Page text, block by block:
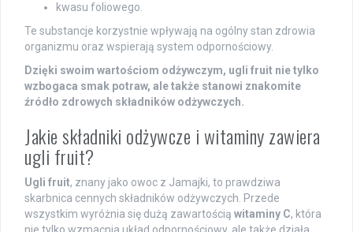
kwasu foliowego.
Te substancje korzystnie wpływają na ogólny stan zdrowia
organizmu oraz wspierają system odpornościowy.
Dzięki swoim wartościom odżywczym, ugli fruit nie tylko
wzbogaca smak potraw, ale także stanowi znakomite
źródło zdrowych składników odżywczych.
Jakie składniki odżywcze i witaminy zawiera
ugli fruit?
Ugli fruit, znany jako owoc z Jamajki, to prawdziwa
skarbnica cennych składników odżywczych. Przede
wszystkim wyróżnia się dużą zawartością witaminy C, która